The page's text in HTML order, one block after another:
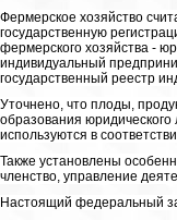
Фермерское хозяйство
государственную
фермерского хозяйства -
индивидуальный
государственный реестр
Уточнено, что плоды,
образования
используются в
Также установлены
членство, управление
Настоящий федеральный